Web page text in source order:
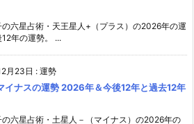
の六星占術・天王星人+（プラス）の2026年の運
年の運勢。 ...
月23日 : 運勢
イナスの運勢 2026年＆今後12年と過去12年
の六星占術・土星人－（マイナス）の2026年の